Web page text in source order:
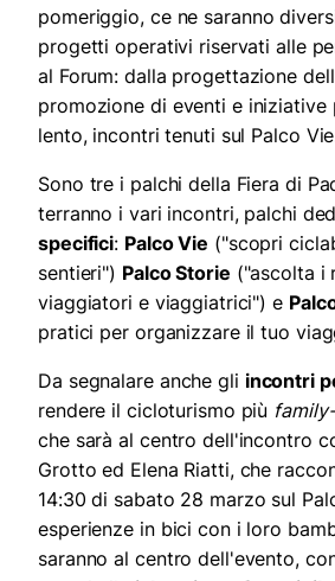
pomeriggio, ce ne saranno
progetti operativi riservati alle
al Forum: dalla progettazione
promozione di eventi e iniziative
lento, incontri tenuti sul Palco
Sono tre i palchi della Fiera di
terranno i vari incontri, palchi
specifici: PalcoVie ("scopri
sentieri") Palco Storie ("ascolta i
viaggiatori e viaggiatrici") e
pratici per organizzare il tuo
Da segnalare anche gli incontri
rendere il cicloturismo più
che sarà al centro dell'incontro
Grotto ed Elena Riatti, che
14:30 di sabato 28 marzo sul
esperienze in bici con i loro
saranno al centro dell'evento,